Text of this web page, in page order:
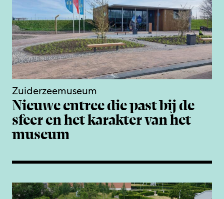
Zuiderzeemuseum
Nieuwe entree die past bij de
sfeer en het karakter van het
museum